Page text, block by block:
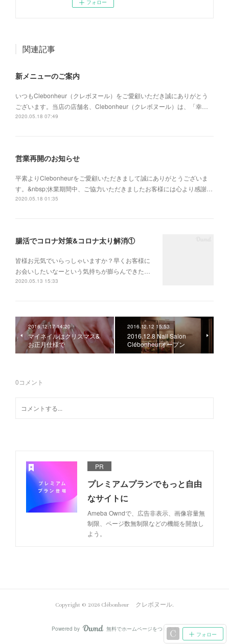
フォロー
関連記事
新メニューのご案内
いつもClebonheur（クレボヌール）をご愛顧いただき誠にありがとう
ございます。当店の店舗名、Clebonheur（クレボヌール）は、「幸…
2020.05.18 07:49
営業再開のお知らせ
平素よりClebonheurをご愛顧いただきまして誠にありがとうございま
す。&nbsp;休業期間中、ご協力いただきましたお客様には心より感謝…
2020.05.18 01:35
腸活でコロナ対策&コロナ太り解消①
皆様お元気でいらっしゃいますか？早くお客様に
お会いしたいなーという気持ちが膨らんできた…
2020.05.13 15:33
2016.12.17 14:20
マイネイルはクリスマス&
お正月仕様で
2016.12.12 15:53
2016.12.8 Nail Salon
Clébonheurオープン
0コメント
PR
プレミアムプランでもっと自由
なサイトに
Ameba Owndで、広告非表示、画像容量無
制限、ページ数無制限などの機能を開放し
よう。
フォロー
Copyright © 2026 Clébonheur クレボヌール.
Powered by AmebaOwnd
無料でホームページをつくろう